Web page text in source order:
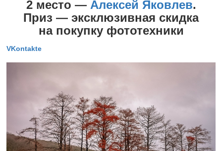
2 место — Алексей Яковлев.
Приз — эксклюзивная скидка
на покупку фототехники
VKontakte